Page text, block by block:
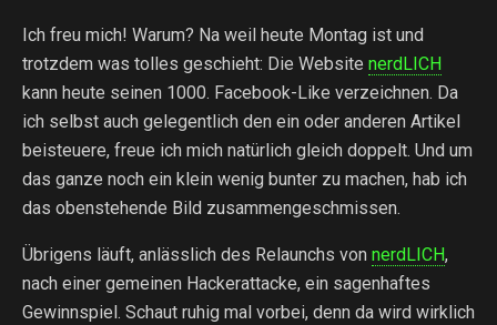
Ich freu mich! Warum? Na weil heute Montag ist und
trotzdem was tolles geschieht: Die Website nerdLICH
kann heute seinen 1000. Facebook-Like verzeichnen. Da
ich selbst auch gelegentlich den ein oder anderen Artikel
beisteuere, freue ich mich natürlich gleich doppelt. Und um
das ganze noch ein klein wenig bunter zu machen, hab ich
das obenstehende Bild zusammengeschmissen.
Übrigens läuft, anlässlich des Relaunchs von nerdLICH,
nach einer gemeinen Hackerattacke, ein sagenhaftes
Gewinnspiel. Schaut ruhig mal vorbei, denn da wird wirklich